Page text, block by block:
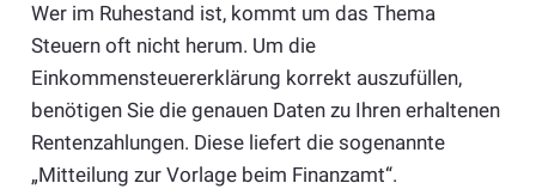
Wer im Ruhestand ist, kommt um das Thema
Steuern oft nicht herum. Um die
Einkommensteuererklärung korrekt auszufüllen,
benötigen Sie die genauen Daten zu Ihren erhaltenen
Rentenzahlungen. Diese liefert die sogenannte
„Mitteilung zur Vorlage beim Finanzamt“.